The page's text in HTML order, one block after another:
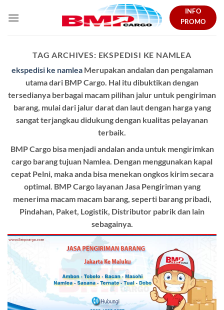
INFO
PROMO
TAG ARCHIVES: EKSPEDISI KE NAMLEA
ekspedisi ke namleaMerupakan andalan dan pengalaman
utama dari BMP Cargo. Hal itu dibuktikan dengan
tersedianya berbagai macam pilihan jalur untuk pengiriman
barang, mulai dari jalur darat dan laut dengan harga yang
sangat terjangkau didukung dengan kualitas pelayanan
terbaik.
BMP Cargo bisa menjadi andalan anda untuk mengirimkan
cargo barang tujuan Namlea. Dengan menggunakan kapal
cepat Pelni, maka anda bisa menekan ongkos kirim secara
optimal. BMP Cargo layanan Jasa Pengiriman yang
menerima macam macam barang, seperti barang pribadi,
Pindahan, Paket, Logistik, Distributor pabrik dan lain
sebagainya.